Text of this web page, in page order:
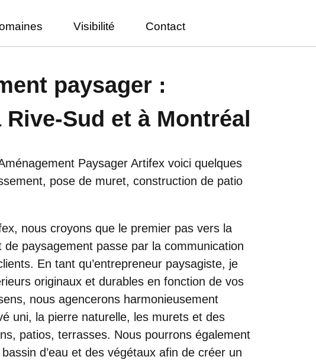
Visibilité Contact
paysager :
Sud et à Montréal
Paysager Artifex voici quelques
pose de muret, construction de patio
nous croyons que le premier pas vers la
de paysagement passe par la communication
En tant qu’entrepreneur paysagiste, je
originaux et durables en fonction de vos
nous agencerons harmonieusement
uni, la pierre naturelle, les murets et des
patios, terrasses. Nous pourrons également
d’eau et des végétaux afin de créer un